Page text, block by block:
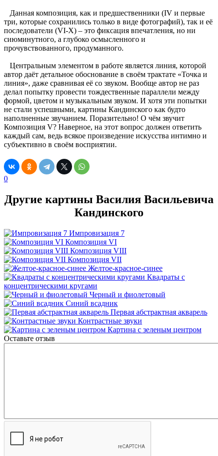
Данная композиция, как и предшественники (IV и первые
три, которые сохранились только в виде фотографий), так и её
последователи (VI-X) – это фиксация впечатления, но ни
сиюминутного, а глубоко осмысленного и
прочувствованного, продуманного.
Центральным элементом в работе является линия, которой
автор даёт детальное обоснование в своём трактате «Точка и
линия», даже сравнивая её со звуком. Вообще автор не раз
делал попытку провести тождественные параллели между
формой, цветом и музыкальным звуком. И хотя эти попытки
не стали успешными, картины Кандинского как будто
наполненные звучанием. Поразительно! О чём звучит
Композиция V? Наверное, на этот вопрос должен ответить
каждый сам, ведь всякое произведение искусства интимно и
субъективно в своём восприятии.
0
Другие картины Василия Васильевича
Кандинского
Импровизация 7
Композиция VI
Композиция VIII
Композиция VII
Желтое-красное-синее
Квадраты с
концентрическими кругами
Черный и фиолетовый
Синий всадник
Первая абстрактная акварель
Контрастные звуки
Картина с зеленым центром
Оставьте отзыв